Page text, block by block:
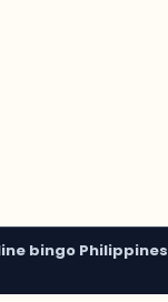
bingo Philippines